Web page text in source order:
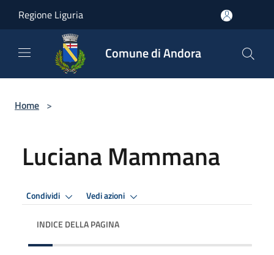
Regione Liguria
Comune di Andora
Home >
Luciana Mammana
Condividi Vedi azioni
INDICE DELLA PAGINA